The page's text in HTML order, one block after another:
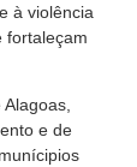
à violência
fortaleçam
e de